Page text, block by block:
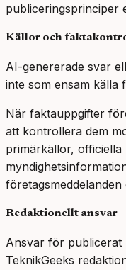
publiceringsprinciper
Källor och
AI-genererade svar
inte som ensam källa
När faktauppgifter
att kontrollera dem
primärkällor, officiella
Redaktionellt ansvar
Ansvar för publicerat
TeknikGeeks